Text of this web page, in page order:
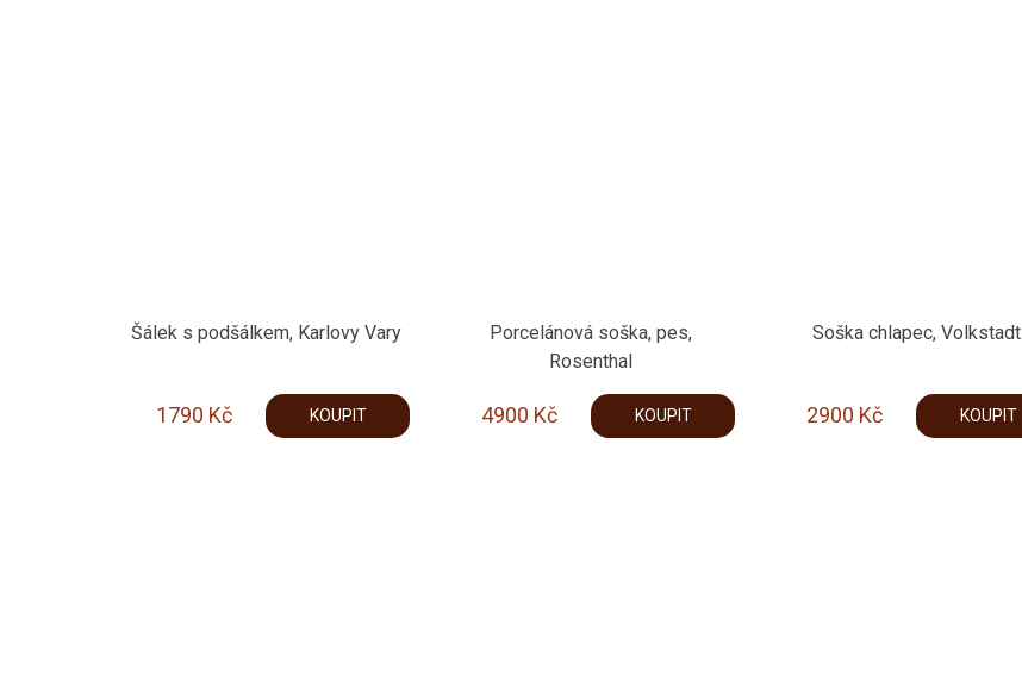
Šálek s podšálkem, Karlovy Vary
1790 Kč KOUPIT
Porcelánová soška, pes,
Rosenthal
4900 Kč KOUPIT
Soška chlapec, Volkstadt
2900 Kč KOUPIT